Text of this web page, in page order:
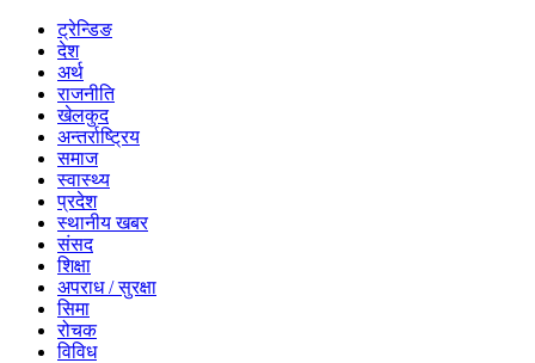
ट्रेन्डिङ
देश
अर्थ
राजनीति
खेलकुद
अन्तर्राष्ट्रिय
समाज
स्वास्थ्य
प्रदेश
स्थानीय खबर
संसद
शिक्षा
अपराध / सुरक्षा
सिमा
रोचक
विविध